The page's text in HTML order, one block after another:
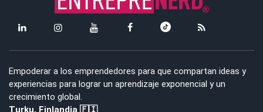
Empoderar a los emprendedores para que compartan ideas y
experiencias para lograr un aprendizaje exponencial y un
crecimiento global.